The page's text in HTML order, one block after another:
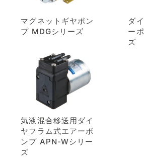
マグネットギヤポン
プ MDGシリーズ
ダ
ー
ズ
気液混合移送用ダイ
ヤフラム式エアーポ
ンプ APN-Wシリー
ズ